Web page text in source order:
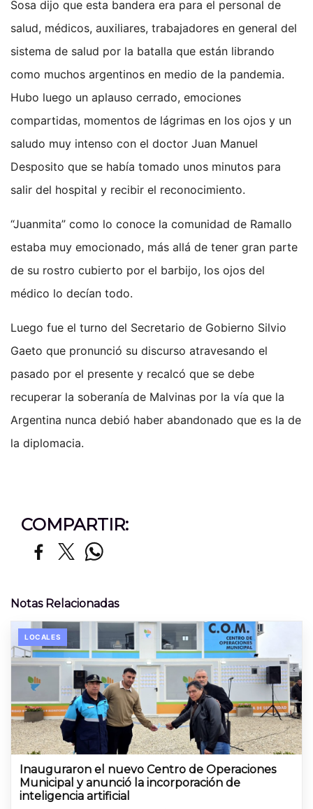
Sosa dijo que esta bandera era para el personal de
salud, médicos, auxiliares, trabajadores en general del
sistema de salud por la batalla que están librando
como muchos argentinos en medio de la pandemia.
Hubo luego un aplauso cerrado, emociones
compartidas, momentos de lágrimas en los ojos y un
saludo muy intenso con el doctor Juan Manuel
Desposito que se había tomado unos minutos para
salir del hospital y recibir el reconocimiento.
“Juanmita” como lo conoce la comunidad de Ramallo
estaba muy emocionado, más allá de tener gran parte
de su rostro cubierto por el barbijo, los ojos del
médico lo decían todo.
Luego fue el turno del Secretario de Gobierno Silvio
Gaeto que pronunció su discurso atravesando el
pasado por el presente y recalcó que se debe
recuperar la soberanía de Malvinas por la vía que la
Argentina nunca debió haber abandonado que es la de
la diplomacia.
COMPARTIR:
Notas Relacionadas
LOCALES
Inauguraron el nuevo Centro de Operaciones
Municipal y anunció la incorporación de
inteligencia artificial